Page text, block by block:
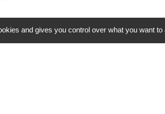
and gives you control over what you want to